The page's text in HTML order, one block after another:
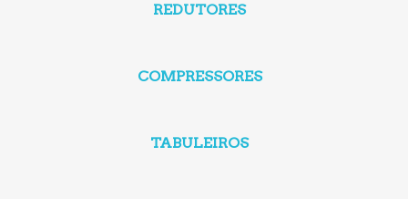
REDUTORES
COMPRESSORES
TABULEIROS